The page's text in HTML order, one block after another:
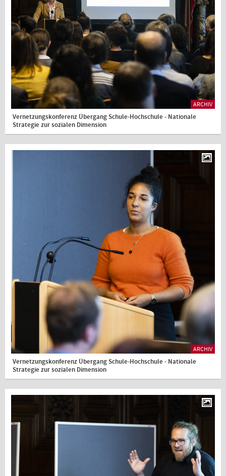
ARCHIV
Vernetzungskonferenz Übergang Schule-Hochschule - Nationale
Strategie zur sozialen Dimension
ARCHIV
Vernetzungskonferenz Übergang Schule-Hochschule - Nationale
Strategie zur sozialen Dimension